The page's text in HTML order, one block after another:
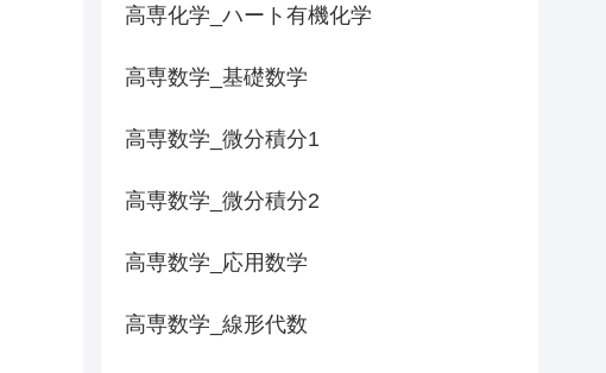
高専化学_ハート有機化学
高専数学_基礎数学
高専数学_微分積分1
高専数学_微分積分2
高専数学_応用数学
高専数学_線形代数